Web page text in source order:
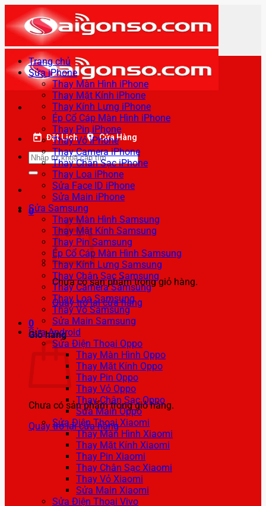
qua
nội
dung
Đặt Lịch Cửa Hàng
Tìm
kiếm:
0
Chưa có sản phẩm trong giỏ hàng.
Quay trở lại cửa hàng
0
Giỏ hàng
Chưa có sản phẩm trong giỏ hàng.
Quay trở lại cửa hàng
Trang chủ
Sửa iPhone
Thay Màn Hình iPhone
Thay Mặt Kính iPhone
Thay Kính Lưng iPhone
Ép Cổ Cáp Màn Hình iPhone
Thay Pin iPhone
Thay Vỏ iPhone
Thay Camera iPhone
Thay Chân Sạc iPhone
Thay Loa iPhone
Sửa Face ID iPhone
Sửa Main iPhone
Sửa Samsung
Thay Màn Hình Samsung
Thay Mặt Kính Samsung
Thay Pin Samsung
Ép Cổ Cáp Màn Hình Samsung
Thay Kính Lưng Samsung
Thay Chân Sạc Samsung
Thay Camera Samsung
Thay Loa Samsung
Thay Vỏ Samsung
Sửa Main Samsung
Sửa Android
Sửa Điện Thoại Oppo
Thay Màn Hình Oppo
Thay Mặt Kính Oppo
Thay Pin Oppo
Thay Vỏ Oppo
Thay Chân Sạc Oppo
Sửa Main Oppo
Sửa Điện Thoại Xiaomi
Thay Màn Hình Xiaomi
Thay Mặt Kính Xiaomi
Thay Pin Xiaomi
Thay Chân Sạc Xiaomi
Thay Vỏ Xiaomi
Sửa Main Xiaomi
Sửa Điện Thoại Vivo